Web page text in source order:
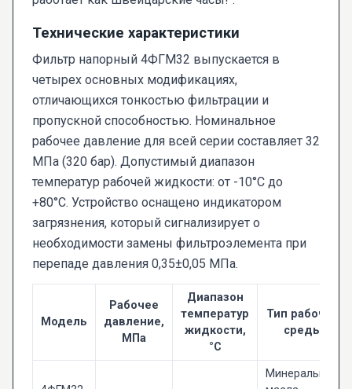
Технические характеристики
Фильтр напорный 4ФГМ32 выпускается в
четырех основных модификациях,
отличающихся тонкостью фильтрации и
пропускной способностью. Номинальное
рабочее давление для всей серии составляет 32
МПа (320 бар). Допустимый диапазон
температур рабочей жидкости: от -10°С до
+80°С. Устройство оснащено индикатором
загрязнения, который сигнализирует о
необходимости замены фильтроэлемента при
перепаде давления 0,35±0,05 МПа.
Модель
Рабочее
давление,
МПа
Диапазон
температур
жидкости,
°C
Тип рабочей
среды
Минеральные